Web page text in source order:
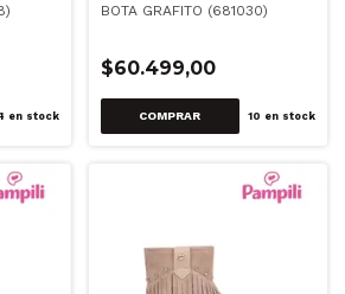
en stock
BOTA GRAFITO (681030)
$60.499,00
COMPRAR 10 en stock